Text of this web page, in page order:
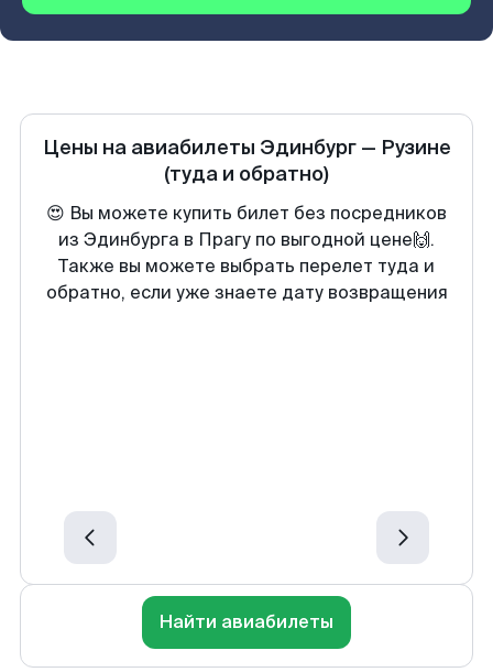
Цены на авиабилеты Эдинбург— Рузине
(туда и обратно)
😍 Вы можете купить билет без посредников
из Эдинбурга в Прагу по выгодной цене🙌.
Также вы можете выбрать перелет туда и
обратно, если уже знаете дату возвращения
Найти авиабилеты